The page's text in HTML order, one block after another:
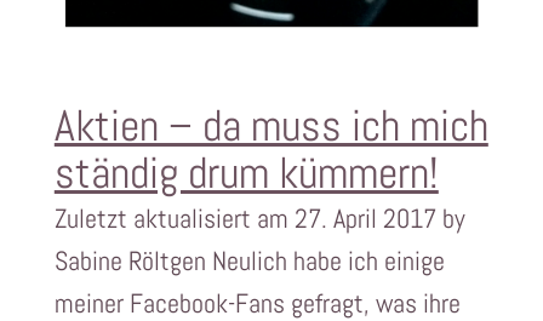
Aktien – da muss ich mich
ständig drum kümmern!
Zuletzt aktualisiert am 27. April 2017 by
Sabine Röltgen Neulich habe ich einige
meiner Facebook-Fans gefragt, was ihre